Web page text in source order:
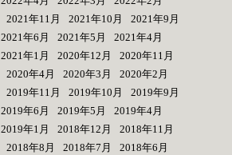
2021年11月 2021年10月
2021年9月
2021年6月 2021年5月
2021年4月
2021年1月 2020年12月
2020年11月
2020年4月 2020年3月
2020年2月
2019年11月 2019年10月
2019年9月
2019年6月 2019年5月
2019年4月
2019年1月 2018年12月
2018年11月
2018年8月 2018年7月
2018年6月